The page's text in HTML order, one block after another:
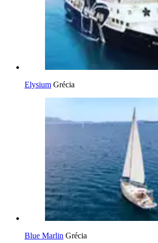
Elysium Grécia
Blue Marlin Grécia